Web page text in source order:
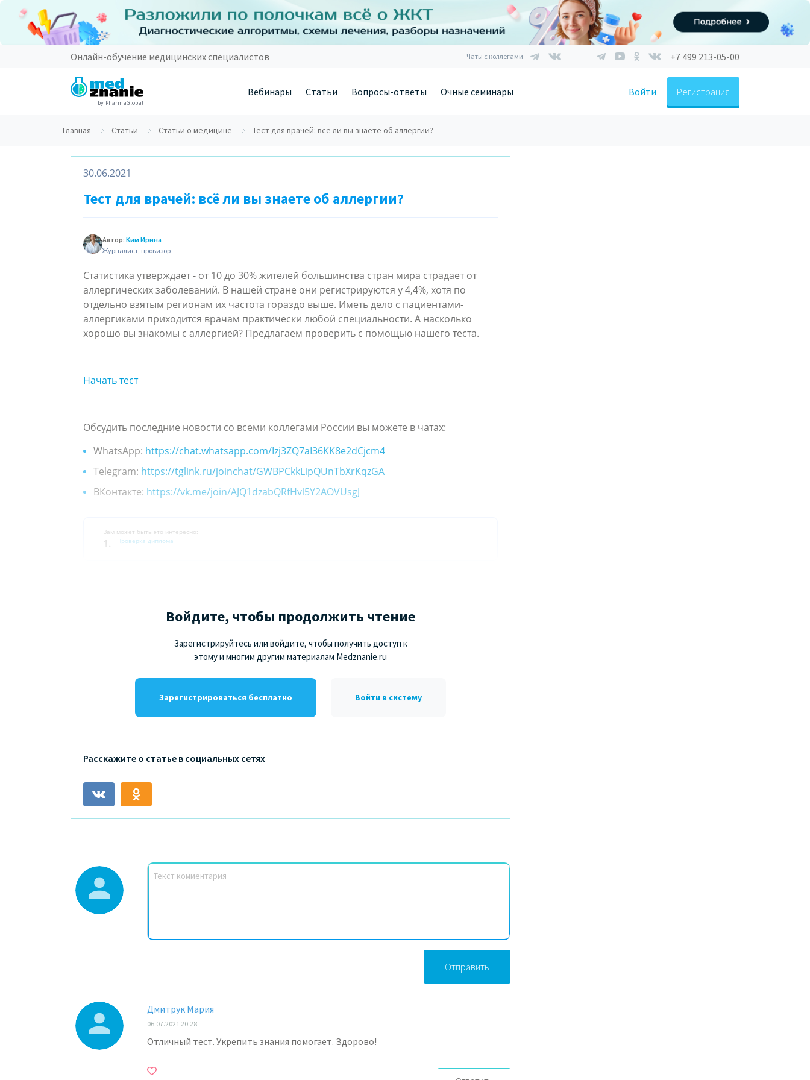
Онлайн-обучение медицинских специалистов Чаты с коллегами +7 499 213-05-00
by PharmaGlobal
Вебинары Статьи Вопросы-ответы Очные семинары Войти Регистрация
Главная Статьи Статьи о медицине Тест для врачей: всё ли вы знаете об аллергии?
30.06.2021
Тест для врачей: всё ли вы знаете об аллергии?
Автор: Ким Ирина
Журналист, провизор
Статистика утверждает - от 10 до 30% жителей большинства стран мира страдает от
аллергических заболеваний. В нашей стране они регистрируются у 4,4%, хотя по
отдельно взятым регионам их частота гораздо выше. Иметь дело с пациентами-
аллергиками приходится врачам практически любой специальности. А насколько
хорошо вы знакомы с аллергией? Предлагаем проверить с помощью нашего теста.
Начать тест
Обсудить последние новости со всеми коллегами России вы можете в чатах:
WhatsApp: https://chat.whatsapp.com/Izj3ZQ7aI36KK8e2dCjcm4
Telegram: https://tglink.ru/joinchat/GWBPCkkLipQUnTbXrKqzGA
ВКонтакте: https://vk.me/join/AJQ1dzabQRfHvl5Y2AOVUsgJ
Вам может быть это интересно:
Проверка диплома
Войдите, чтобы продолжить чтение
Зарегистрируйтесь или войдите, чтобы получить доступ к
этому и многим другим материалам Medznanie.ru
Зарегистрироваться бесплатно Войти в систему
Расскажите о статье в социальных сетях
Отправить
Дмитрук Мария
06.07.2021 20:28
Отличный тест. Укрепить знания помогает. Здорово!